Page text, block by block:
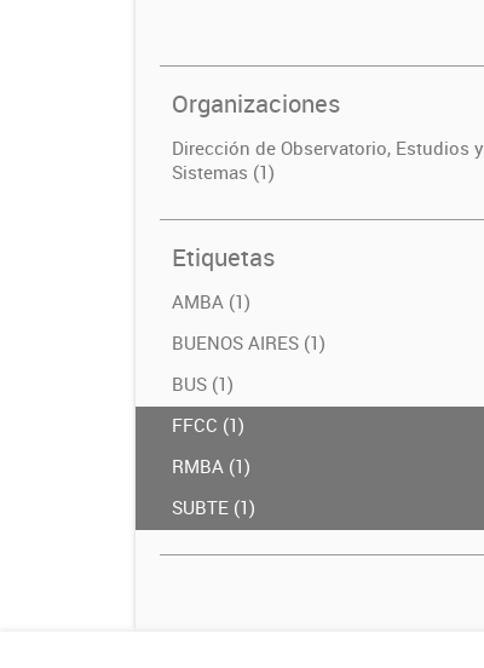
Organizaciones
Dirección de Observatorio, Estudios y
Sistemas (1)
Etiquetas
AMBA (1)
BUENOS AIRES (1)
BUS (1)
FFCC (1)
RMBA (1)
SUBTE (1)